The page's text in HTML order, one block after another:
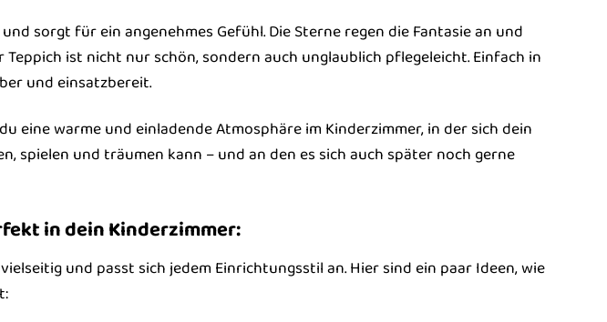
sorgt für ein angenehmes Gefühl. Die Sterne regen die Fantasie an und
Teppich ist nicht nur schön, sondern auch unglaublich pflegeleicht. Einfach in
und einsatzbereit.
eine warme und einladende Atmosphäre im Kinderzimmer, in der sich dein
spielen und träumen kann – und an den es sich auch später noch gerne
in dein Kinderzimmer:
und passt sich jedem Einrichtungsstil an. Hier sind ein paar Ideen, wie